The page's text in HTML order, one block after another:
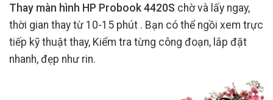
Thay màn hình HP Probook 4420S chờ và lấy ngay,
thời gian thay từ 10-15 phút . Bạn có thể ngồi xem trực
tiếp kỹ thuật thay, Kiểm tra từng công đoạn, lắp đặt
nhanh, đẹp như rin.